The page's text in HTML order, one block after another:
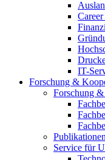
IT-
Forschung &
Forschung
Service für